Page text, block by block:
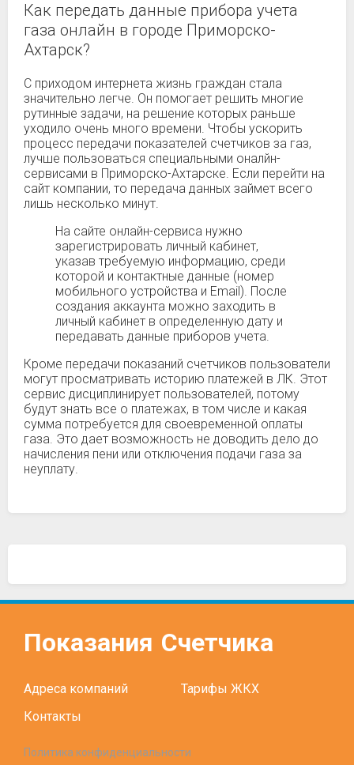
Как передать данные прибора учета
газа онлайн в городе Приморско-
Ахтарск?
С приходом интернета жизнь граждан стала
значительно легче. Он помогает решить многие
рутинные задачи, на решение которых раньше
уходило очень много времени. Чтобы ускорить
процесс передачи показателей счетчиков за газ,
лучше пользоваться специальными оналйн-
сервисами в Приморско-Ахтарске. Если перейти на
сайт компании, то передача данных займет всего
лишь несколько минут.
На сайте онлайн-сервиса нужно
зарегистрировать личный кабинет,
указав требуемую информацию, среди
которой и контактные данные (номер
мобильного устройства и Email). После
создания аккаунта можно заходить в
личный кабинет в определенную дату и
передавать данные приборов учета.
Кроме передачи показаний счетчиков пользователи
могут просматривать историю платежей в ЛК. Этот
сервис дисциплинирует пользователей, потому
будут знать все о платежах, в том числе и какая
сумма потребуется для своевременной оплаты
газа. Это дает возможность не доводить дело до
начисления пени или отключения подачи газа за
неуплату.
Показания Счетчика
Адреса компаний
Тарифы ЖКХ
Контакты
Политика конфиденциальности